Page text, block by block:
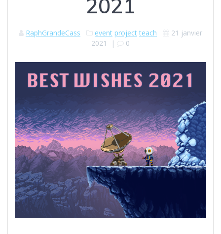
2021
RaphGrandeCass event project teach
21 janvier
2021
| 0